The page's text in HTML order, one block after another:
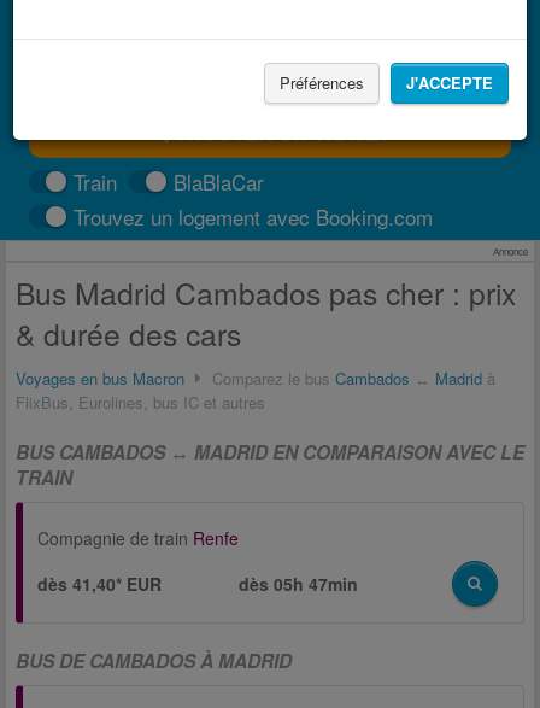
Préférences J'ACCEPTE
TROUVER UN TRAJET
Train
BlaBlaCar
Trouvez un logement avec Booking.com
Annonce
Bus Madrid Cambados pas cher : prix
& durée des cars
Voyages en bus Macron Comparez le bus Cambados ↔ Madrid à
FlixBus, Eurolines, bus IC et autres
BUS CAMBADOS ↔ MADRID EN COMPARAISON AVEC LE
TRAIN
Compagnie de train Renfe
dès 41,40* EUR
dès05h 47min
BUS DE CAMBADOS À MADRID